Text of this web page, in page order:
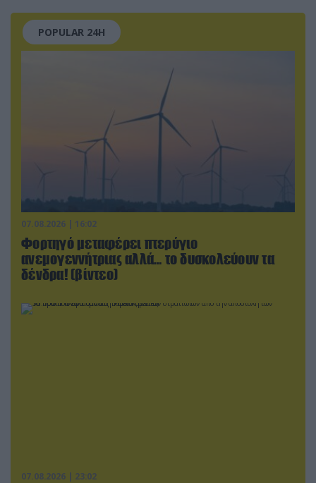
POPULAR 24H
07.08.2026 | 16:02
Φορτηγό μεταφέρει πτερύγιο
ανεμογεννήτριας αλλά… το δυσκολεύουν τα
δένδρα! (βίντεο)
07.08.2026 | 23:02